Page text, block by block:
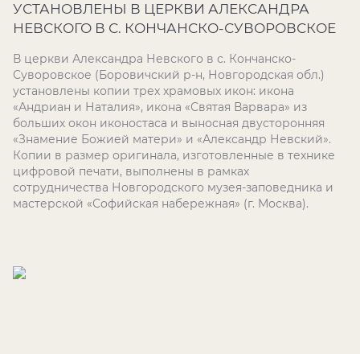
УСТАНОВЛЕНЫ В ЦЕРКВИ АЛЕКСАНДРА
НЕВСКОГО В С. КОНЧАНСКО-СУВОРОВСКОЕ
В церкви Александра Невского в с. Кончанско-
Суворовское (Боровичский р-н, Новгородская обл.)
установлены копии трех храмовых икон: икона
«Андриан и Наталия», икона «Святая Варвара» из
больших окон иконостаса и выносная двусторонняя
«Знамение Божией матери» и «Александр Невский».
Копии в размер оригинала, изготовленные в технике
цифровой печати, выполнены в рамках
сотрудничества Новгородского музея-заповедника и
мастерской «Софийская набережная» (г. Москва).